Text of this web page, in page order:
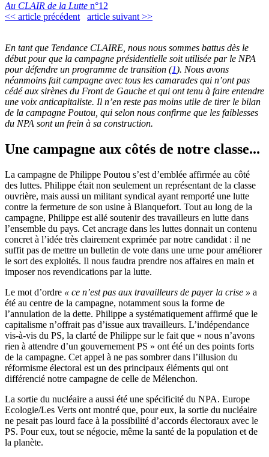
Au CLAIR de la Lutte n°12
<< article précédent
article suivant >>
En tant que Tendance CLAIRE, nous nous sommes battus dès le
début pour que la campagne présidentielle soit utilisée par le NPA
pour défendre un programme de transition (1). Nous avons
néanmoins fait campagne avec tous les camarades qui n’ont pas
cédé aux sirènes du Front de Gauche et qui ont tenu à faire entendre
une voix anticapitaliste. Il n’en reste pas moins utile de tirer le bilan
de la campagne Poutou, qui selon nous confirme que les faiblesses
du NPA sont un frein à sa construction.
Une campagne aux côtés de notre classe...
La campagne de Philippe Poutou s’est d’emblée affirmée au côté
des luttes. Philippe était non seulement un représentant de la classe
ouvrière, mais aussi un militant syndical ayant remporté une lutte
contre la fermeture de son usine à Blanquefort. Tout au long de la
campagne, Philippe est allé soutenir des travailleurs en lutte dans
l’ensemble du pays. Cet ancrage dans les luttes donnait un contenu
concret à l’idée très clairement exprimée par notre candidat : il ne
suffit pas de mettre un bulletin de vote dans une urne pour améliorer
le sort des exploités. Il nous faudra prendre nos affaires en main et
imposer nos revendications par la lutte.
Le mot d’ordre « ce n’est pas aux travailleurs de payer la crise » a
été au centre de la campagne, notamment sous la forme de
l’annulation de la dette. Philippe a systématiquement affirmé que le
capitalisme n’offrait pas d’issue aux travailleurs. L’indépendance
vis-à-vis du PS, la clarté de Philippe sur le fait que « nous n’avons
rien à attendre d’un gouvernement PS » ont été un des points forts
de la campagne. Cet appel à ne pas sombrer dans l’illusion du
réformisme électoral est un des principaux éléments qui ont
différencié notre campagne de celle de Mélenchon.
La sortie du nucléaire a aussi été une spécificité du NPA. Europe
Ecologie/Les Verts ont montré que, pour eux, la sortie du nucléaire
ne pesait pas lourd face à la possibilité d’accords électoraux avec le
PS. Pour eux, tout se négocie, même la santé de la population et de
la planète.